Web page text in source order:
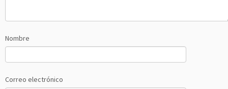
Nombre
Correo electrónico